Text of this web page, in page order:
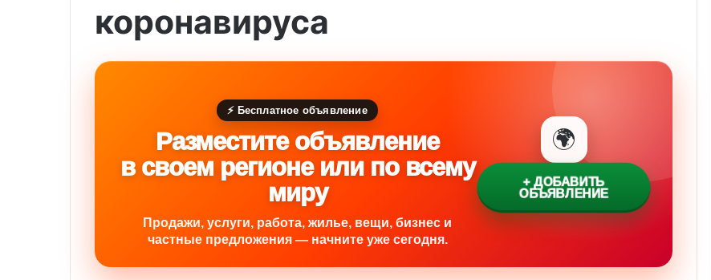
коронавируса
⚡ Бесплатное объявление
Разместите объявление
в своем регионе или по всему
миру
Продажи, услуги, работа, жилье, вещи, бизнес и
частные предложения — начните уже сегодня.
🌍
+ ДОБАВИТЬ
ОБЪЯВЛЕНИЕ